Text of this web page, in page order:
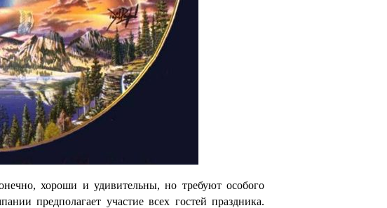
хороши и удивительны, но требуют особого
предполагает участие всех гостей праздника.